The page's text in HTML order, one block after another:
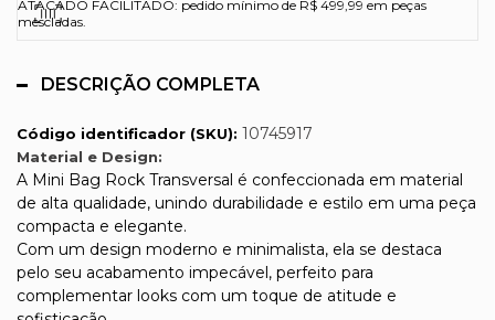
ATACADO FACILITADO: pedido mínimo de R$ 499,99 em peças
mescladas.
DESCRIÇÃO COMPLETA
Código identificador (SKU): 10745917
Material e Design:
A Mini Bag Rock Transversal é confeccionada em material
de alta qualidade, unindo durabilidade e estilo em uma peça
compacta e elegante.
Com um design moderno e minimalista, ela se destaca
pelo seu acabamento impecável, perfeito para
complementar looks com um toque de atitude e